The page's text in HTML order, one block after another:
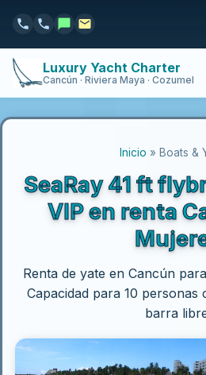
Luxury Yacht Charter
Cancún · Riviera Maya · Cozumel
Inicio » Boats &
SeaRay 41 ft
VIP en renta
Renta de yate en Cancún
Capacidad para 10
barra